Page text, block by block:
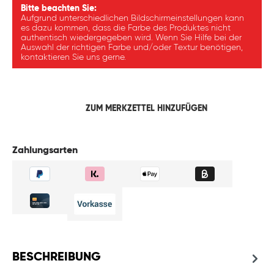
Bitte beachten Sie:
Aufgrund unterschiedlichen Bildschirmeinstellungen kann
es dazu kommen, dass die Farbe des Produktes nicht
authentisch wiedergegeben wird. Wenn Sie Hilfe bei der
Auswahl der richtigen Farbe und/oder Textur benötigen,
kontaktieren Sie uns gerne.
ZUM MERKZETTEL HINZUFÜGEN
Zahlungsarten
BESCHREIBUNG